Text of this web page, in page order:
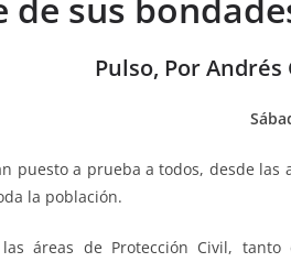
Pulso, Por
puesto a prueba a todos, desde las
la población.
áreas de Protección Civil, tanto